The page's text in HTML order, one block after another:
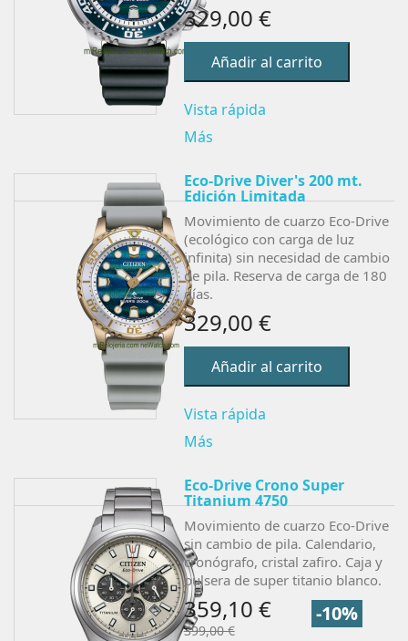
329,00 €
Añadir al carrito
Vista rápida
Más
Eco-Drive Diver's 200 mt.
Edición Limitada
Movimiento de cuarzo Eco-Drive
(ecológico con carga de luz
infinita) sin necesidad de cambio
de pila. Reserva de carga de 180
días.
329,00 €
Añadir al carrito
Vista rápida
Más
Eco-Drive Crono Super
Titanium 4750
Movimiento de cuarzo Eco-Drive
sin cambio de pila. Calendario,
cronógrafo, cristal zafiro. Caja y
pulsera de super titanio blanco.
359,10 € -10%
399,00 €